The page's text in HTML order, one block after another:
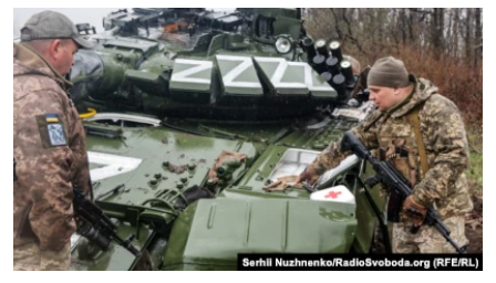
поиску
СЕВЕР.РЕАЛИИ
СИБИРЬ.РЕАЛИИ
РАСПИСАНИЕ ВЕЩАНИЯ
ПОДПИШИТЕСЬ НА РАССЫЛКУ
СОЦИАЛЬНЫЕ СЕТИ